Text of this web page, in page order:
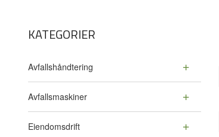
KATEGORIER
Avfallshåndtering
Avfallsmaskiner
Eiendomsdrift